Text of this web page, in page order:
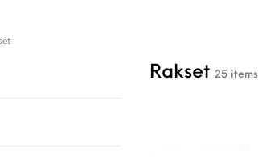
Rakset 25 items